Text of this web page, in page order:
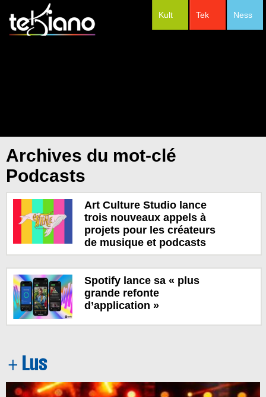
Ness
Tek
Kult
Archives du mot-clé
Podcasts
Art Culture Studio lance
trois nouveaux appels à
projets pour les créateurs
de musique et podcasts
Spotify lance sa « plus
grande refonte
d’application »